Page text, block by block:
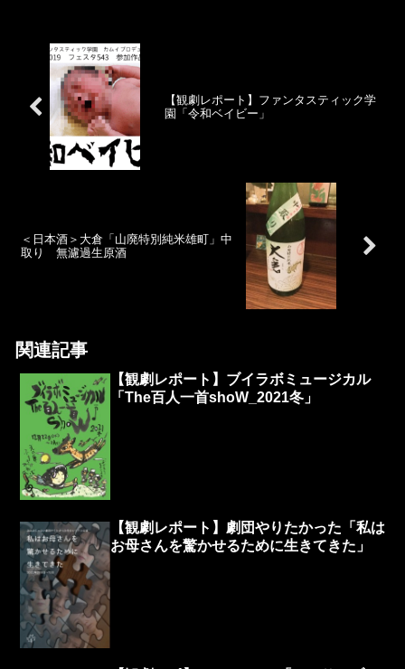
【観劇レポート】ファンタスティック学
園「令和ベイビー」
＜日本酒＞大倉「山廃特別純米雄町」中
取り 無濾過生原酒
関連記事
【観劇レポート】ブイラボミュージカル
「The百人一首shoW_2021冬」
【観劇レポート】劇団やりたかった「私は
お母さんを驚かせるために生きてきた」